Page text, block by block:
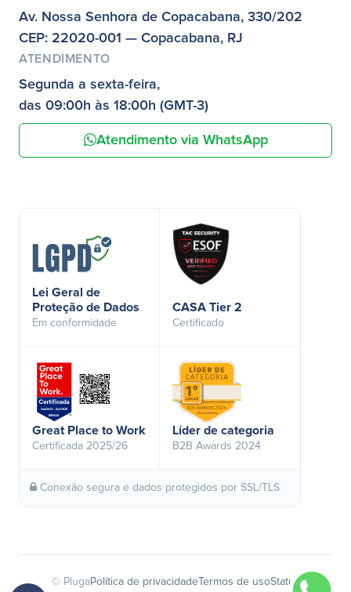
Av. Nossa Senhora de Copacabana, 330/202
CEP: 22020-001 — Copacabana, RJ
ATENDIMENTO
Segunda a sexta-feira,
das 09:00h às 18:00h (GMT-3)
Atendimento via WhatsApp
Lei Geral de
Proteção de Dados
Em conformidade
CASA Tier 2
Certificado
Great Place to Work
Certificada 2025/26
Líder de categoria
B2B Awards 2024
Conexão segura e dados protegidos por SSL/TLS
© PlugaPolítica de privacidadeTermos de usoStatus